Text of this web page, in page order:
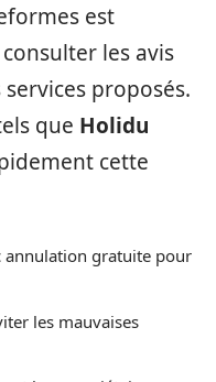
est
consulter les avis
proposés.
que Holidu
cette
annulation gratuite pour
les mauvaises